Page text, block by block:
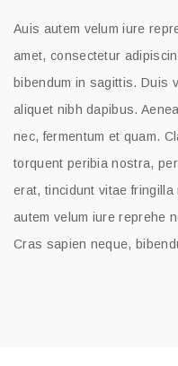
Auis autem velum iure
amet, consectetur
bibendum in sagittis. Duis
aliquet nibh dapibus.
nec, fermentum et quam.
torquent peribia nostra,
erat, tincidunt vitae fringilla
autem velum iure reprehe
Cras sapien neque,